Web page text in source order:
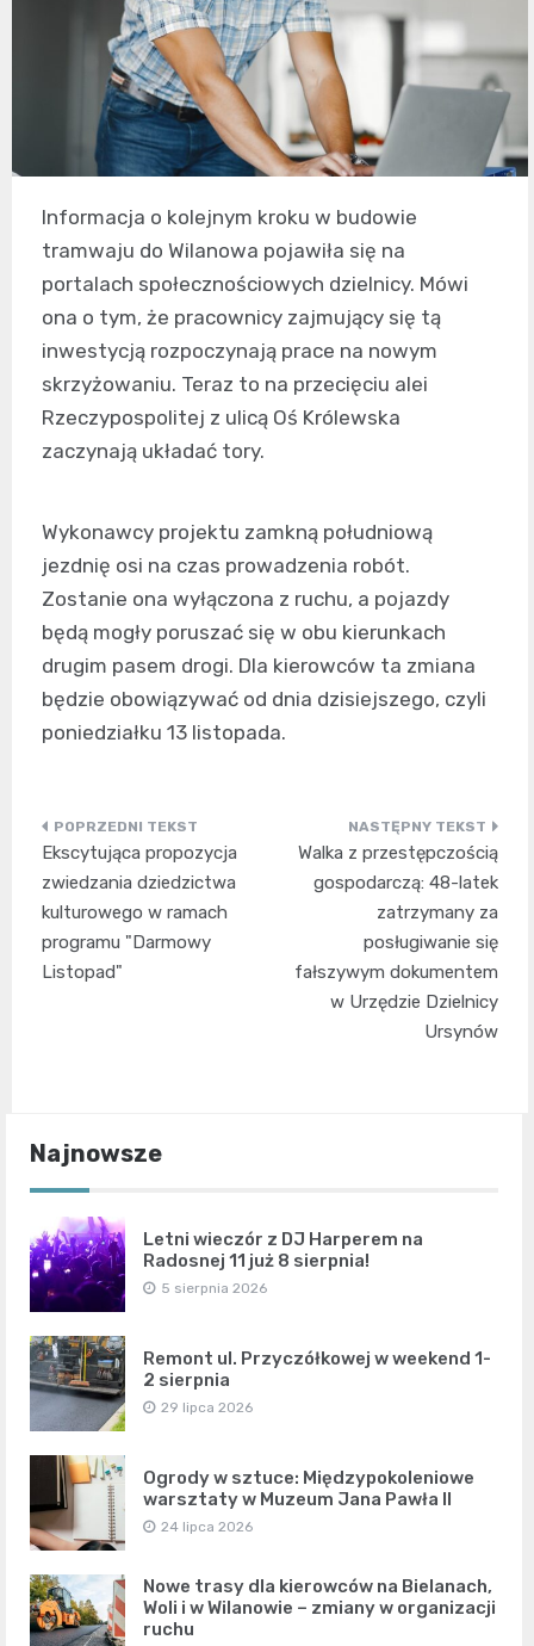
Informacja o kolejnym kroku w budowie
tramwaju do Wilanowa pojawiła się na
portalach społecznościowych dzielnicy. Mówi
ona o tym, że pracownicy zajmujący się tą
inwestycją rozpoczynają prace na nowym
skrzyżowaniu. Teraz to na przecięciu alei
Rzeczypospolitej z ulicą Oś Królewska
zaczynają układać tory.
Wykonawcy projektu zamkną południową
jezdnię osi na czas prowadzenia robót.
Zostanie ona wyłączona z ruchu, a pojazdy
będą mogły poruszać się w obu kierunkach
drugim pasem drogi. Dla kierowców ta zmiana
będzie obowiązywać od dnia dzisiejszego, czyli
poniedziałku 13 listopada.
Nawigacja
wpisu
Ekscytująca propozycja
zwiedzania dziedzictwa
kulturowego w ramach
programu "Darmowy
Listopad"
Walka z przestępczością
gospodarczą: 48-latek
zatrzymany za
posługiwanie się
fałszywym dokumentem
w Urzędzie Dzielnicy
Ursynów
Najnowsze
Letni wieczór z DJ Harperem na
Radosnej 11 już 8 sierpnia!
5 sierpnia 2026
Remont ul. Przyczółkowej w weekend 1-
2 sierpnia
29 lipca 2026
Ogrody w sztuce: Międzypokoleniowe
warsztaty w Muzeum Jana Pawła II
24 lipca 2026
Nowe trasy dla kierowców na Bielanach,
Woli i w Wilanowie – zmiany w organizacji
ruchu